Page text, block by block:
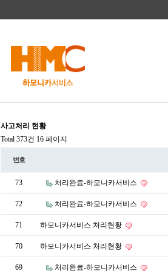
사고처리 현황
Total 373건 16 페이지
번호
73 처리완료-하모니카서비스
72 처리완료-하모니카서비스
71 하모니카서비스 처리현황
70 하모니카서비스 처리현황
69 처리완료-하모니카서비스